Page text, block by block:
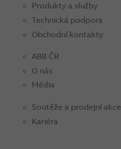
Produkty a služby
Technická podpora
Obchodní kontakty
ABB ČR
O nás
Média
Soutěže a prodejní akce
Kariéra